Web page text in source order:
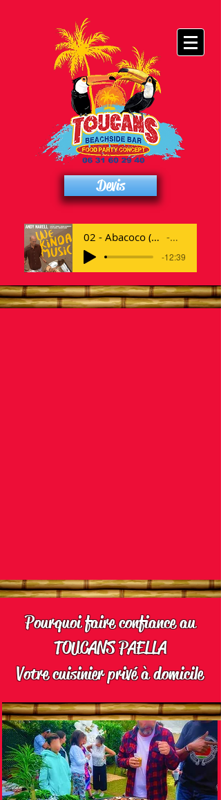
Devis
02 - Abacoco (feat. Isaac Narell & Gregory Louis) Artist
-12:39
Pourquoi faire confiance au
TOUCANS PAELLA
Votre cuisinier privé à domicile